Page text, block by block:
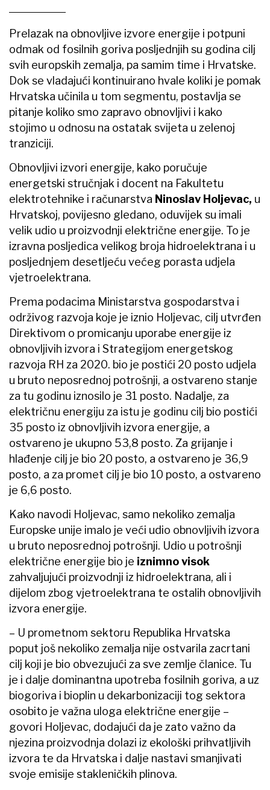
Prelazak na obnovljive izvore energije i potpuni
odmak od fosilnih goriva posljednjih su godina cilj
svih europskih zemalja, pa samim time i Hrvatske.
Dok se vladajući kontinuirano hvale koliki je pomak
Hrvatska učinila u tom segmentu, postavlja se
pitanje koliko smo zapravo obnovljivi i kako
stojimo u odnosu na ostatak svijeta u zelenoj
tranziciji.
Obnovljivi izvori energije, kako poručuje
energetski stručnjak i docent na Fakultetu
elektrotehnike i računarstva Ninoslav Holjevac, u
Hrvatskoj, povijesno gledano, oduvijek su imali
velik udio u proizvodnji električne energije. To je
izravna posljedica velikog broja hidroelektrana i u
posljednjem desetljeću većeg porasta udjela
vjetroelektrana.
Prema podacima Ministarstva gospodarstva i
održivog razvoja koje je iznio Holjevac, cilj utvrđen
Direktivom o promicanju uporabe energije iz
obnovljivih izvora i Strategijom energetskog
razvoja RH za 2020. bio je postići 20 posto udjela
u bruto neposrednoj potrošnji, a ostvareno stanje
za tu godinu iznosilo je 31 posto. Nadalje, za
električnu energiju za istu je godinu cilj bio postići
35 posto iz obnovljivih izvora energije, a
ostvareno je ukupno 53,8 posto. Za grijanje i
hlađenje cilj je bio 20 posto, a ostvareno je 36,9
posto, a za promet cilj je bio 10 posto, a ostvareno
je 6,6 posto.
Kako navodi Holjevac, samo nekoliko zemalja
Europske unije imalo je veći udio obnovljivih izvora
u bruto neposrednoj potrošnji. Udio u potrošnji
električne energije bio je iznimno visok
zahvaljujući proizvodnji iz hidroelektrana, ali i
dijelom zbog vjetroelektrana te ostalih obnovljivih
izvora energije.
– U prometnom sektoru Republika Hrvatska
poput još nekoliko zemalja nije ostvarila zacrtani
cilj koji je bio obvezujući za sve zemlje članice. Tu
je i dalje dominantna upotreba fosilnih goriva, a uz
biogoriva i bioplin u dekarbonizaciji tog sektora
osobito je važna uloga električne energije –
govori Holjevac, dodajući da je zato važno da
njezina proizvodnja dolazi iz ekološki prihvatljivih
izvora te da Hrvatska i dalje nastavi smanjivati
svoje emisije stakleničkih plinova.